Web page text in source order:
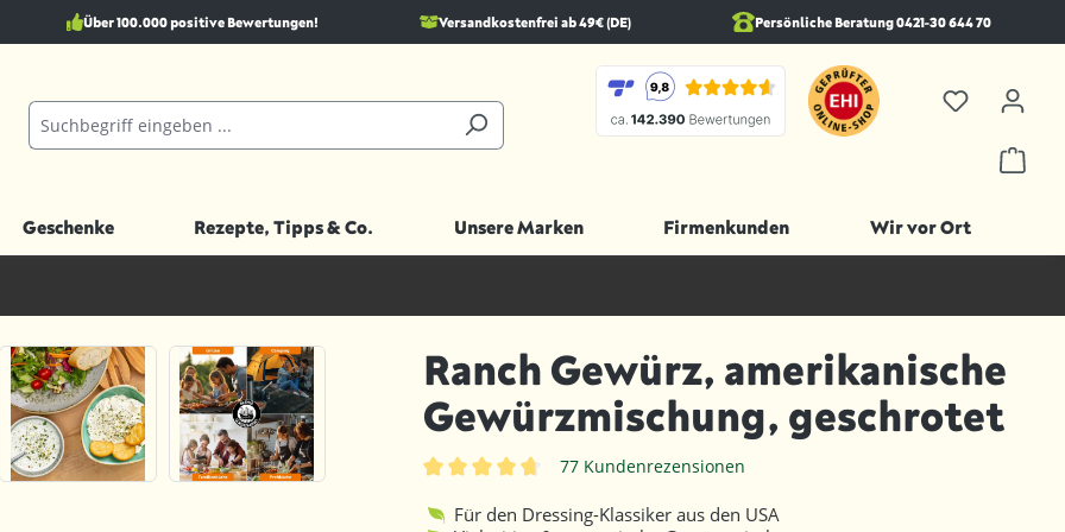
Über 100.000 positive Bewertungen! Versandkostenfrei ab 49€ (DE) Persönliche Beratung 0421-30 644 70
Geschenke Rezepte, Tipps & Co. Unsere Marken Firmenkunden Wir vor Ort
Ranch Gewürz, amerikanische
Gewürzmischung, geschrotet
77 Kundenrezensionen
Für den Dressing-Klassiker aus den USA